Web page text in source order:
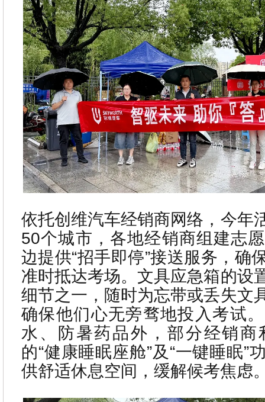
依托创维汽车经销商网络，今年
50个城市，各地经销商组建志
边提供“招手即停”接送服务，确
准时抵达考场。文具应急箱的设
细节之一，随时为忘带或丢失文
确保他们心无旁骛地投入考试
水、防暑药品外，部分经销商
的“健康睡眠座舱”及“一键睡眠”
供舒适休息空间，缓解候考焦虑